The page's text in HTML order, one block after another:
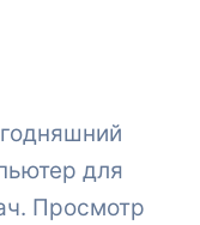
для
Просмотр